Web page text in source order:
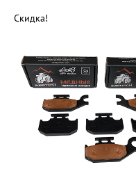
Скидка!